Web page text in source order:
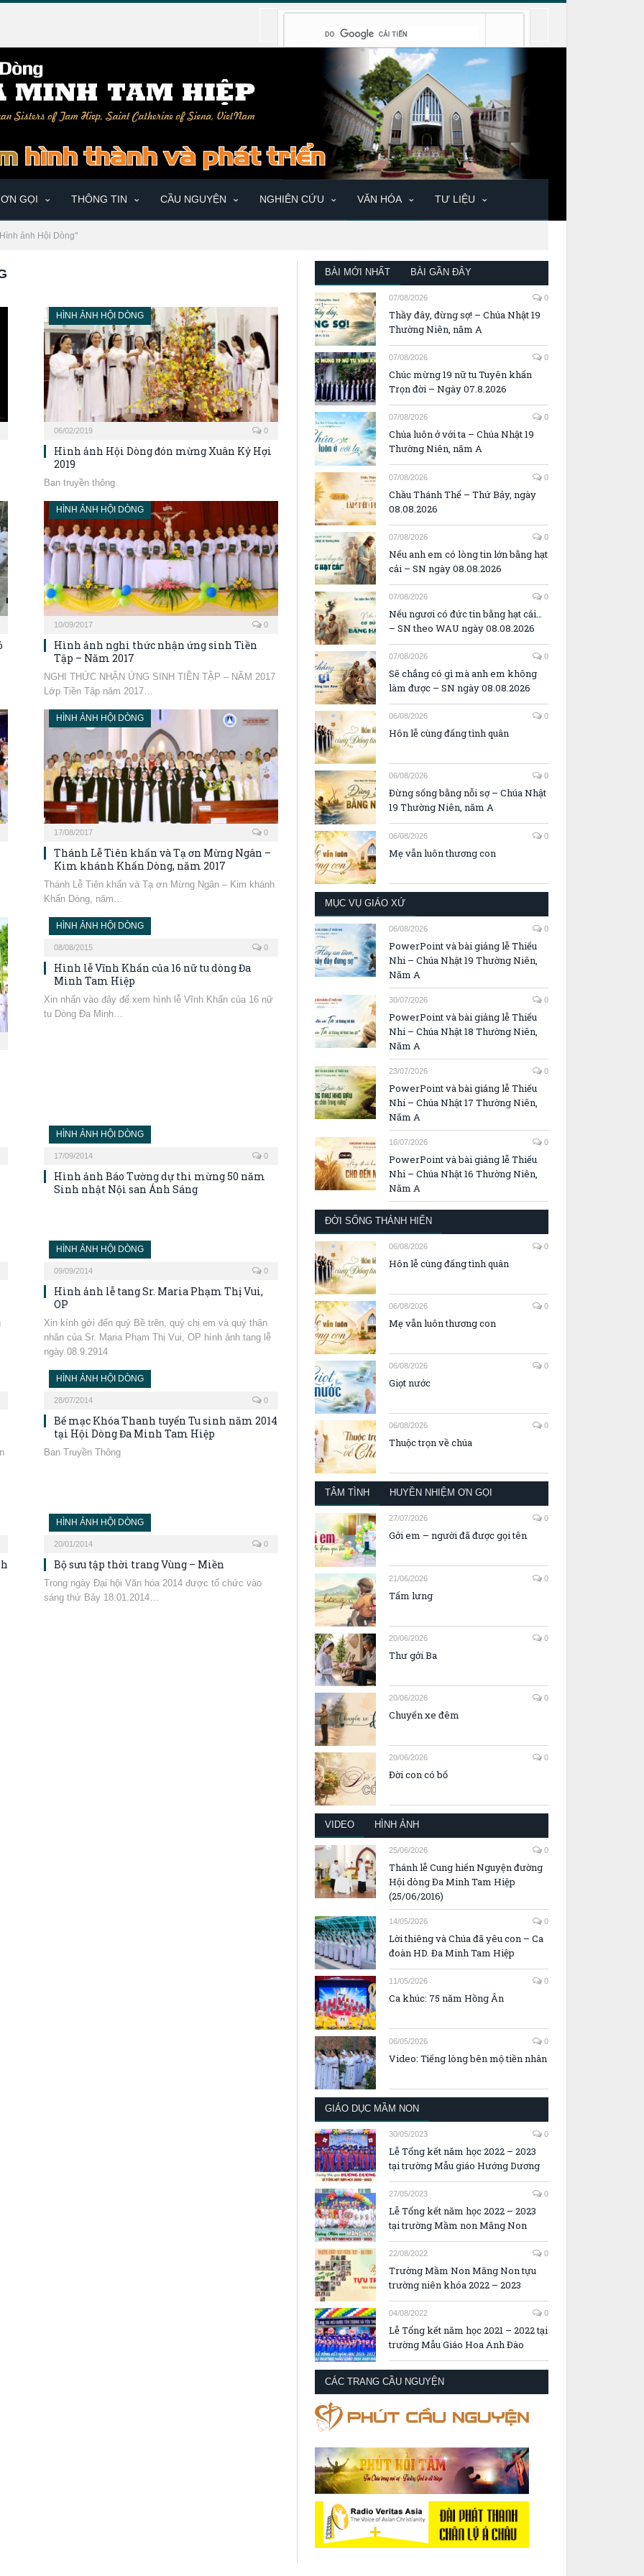
ƠN GỌI THÔNG TIN CẦU NGUYỆN NGHIÊN CỨU VĂN HÓA TƯ LIỆU
ảnh Hội Dòng"
HÌNH ẢNH HỘI DÒNG
06/02/2019 0
Hình ảnh Hội Dòng đón mừng Xuân Kỷ Hợi
2019
Ban truyền thông
HÌNH ẢNH HỘI DÒNG
10/09/2017 0
Hình ảnh nghi thức nhận ứng sinh Tiền
Tập – Năm 2017
NGHI THỨC NHẬN ỨNG SINH TIỀN TẬP – NĂM 2017
Lớp Tiền Tập năm 2017…
HÌNH ẢNH HỘI DÒNG
17/08/2017 0
Thánh Lễ Tiên khấn và Tạ ơn Mừng Ngân –
Kim khánh Khấn Dòng, năm 2017
Thánh Lễ Tiên khấn và Tạ ơn Mừng Ngân – Kim khánh
Khấn Dòng, năm…
HÌNH ẢNH HỘI DÒNG
08/08/2015 0
Hình lễ Vĩnh Khấn của 16 nữ tu dòng Đa
Minh Tam Hiệp
Xin nhấn vào đây để xem hình lễ Vĩnh Khấn của 16 nữ
tu Dòng Đa Minh…
HÌNH ẢNH HỘI DÒNG
17/09/2014 0
Hình ảnh Báo Tường dự thi mừng 50 năm
Sinh nhật Nội san Ánh Sáng
HÌNH ẢNH HỘI DÒNG
09/09/2014 0
Hình ảnh lễ tang Sr. Maria Phạm Thị Vui,
OP
Xin kính gởi đến quý Bề trên, quý chị em và quý thân
nhân của Sr. Maria Phạm Thị Vui, OP hình ảnh tang lễ
ngày 08.9.2914
HÌNH ẢNH HỘI DÒNG
28/07/2014 0
Bế mạc Khóa Thanh tuyển Tu sinh năm 2014
tại Hội Dòng Đa Minh Tam Hiệp
Ban Truyền Thông
HÌNH ẢNH HỘI DÒNG
20/01/2014 0
Bộ sưu tập thời trang Vùng – Miền
Trong ngày Đại hội Văn hóa 2014 được tổ chức vào
sáng thứ Bảy 18.01.2014…
BÀI MỚI NHẤT BÀI GẦN ĐÂY
07/08/2026 0
Thầy đây, đừng sợ! – Chúa Nhật 19
Thường Niên, năm A
07/08/2026 0
Chúc mừng 19 nữ tu Tuyên khấn
Trọn đời – Ngày 07.8.2026
07/08/2026 0
Chúa luôn ở với ta – Chúa Nhật 19
Thường Niên, năm A
07/08/2026 0
Chầu Thánh Thể – Thứ Bảy, ngày
08.08.2026
07/08/2026 0
Nếu anh em có lòng tin lớn bằng hạt
cải – SN ngày 08.08.2026
07/08/2026 0
Nếu ngươi có đức tin bằng hạt cải…
– SN theo WAU ngày 08.08.2026
07/08/2026 0
Sẽ chẳng có gì mà anh em không
làm được – SN ngày 08.08.2026
06/08/2026 0
Hôn lễ cùng đấng tình quân
06/08/2026 0
Đừng sống bằng nỗi sợ – Chúa Nhật
19 Thường Niên, năm A
06/08/2026 0
Mẹ vẫn luôn thương con
MỤC VỤ GIÁO XỨ
06/08/2026 0
PowerPoint và bài giảng lễ Thiếu
Nhi – Chúa Nhật 19 Thường Niên,
Năm A
30/07/2026 0
PowerPoint và bài giảng lễ Thiếu
Nhi – Chúa Nhật 18 Thường Niên,
Năm A
23/07/2026 0
PowerPoint và bài giảng lễ Thiếu
Nhi – Chúa Nhật 17 Thường Niên,
Năm A
16/07/2026 0
PowerPoint và bài giảng lễ Thiếu
Nhi – Chúa Nhật 16 Thường Niên,
Năm A
ĐỜI SỐNG THÁNH HIẾN
06/08/2026 0
Hôn lễ cùng đấng tình quân
06/08/2026 0
Mẹ vẫn luôn thương con
06/08/2026 0
Giọt nước
06/08/2026 0
Thuộc trọn về chúa
TÂM TÌNH HUYỀN NHIỆM ƠN GỌI
27/07/2026 0
Gởi em – người đã được gọi tên
21/06/2026 0
Tấm lưng
20/06/2026 0
Thư gởi Ba
20/06/2026 0
Chuyến xe đêm
20/06/2026 0
Đời con có bố
VIDEO HÌNH ẢNH
25/06/2026 0
Thánh lễ Cung hiến Nguyện đường
Hội dòng Đa Minh Tam Hiệp
(25/06/2016)
14/05/2026 0
Lời thiêng và Chúa đã yêu con – Ca
đoàn HD. Đa Minh Tam Hiệp
11/05/2026 0
Ca khúc: 75 năm Hồng Ân
06/05/2026 0
Video: Tiếng lòng bên mộ tiền nhân
GIÁO DỤC MẦM NON
30/05/2023 0
Lễ Tổng kết năm học 2022 – 2023
tại trường Mẫu giáo Hướng Dương
27/05/2023 0
Lễ Tổng kết năm học 2022 – 2023
tại trường Mầm non Măng Non
22/08/2022 0
Trường Mầm Non Măng Non tựu
trường niên khóa 2022 – 2023
04/08/2022 0
Lễ Tổng kết năm học 2021 – 2022 tại
trường Mẫu Giáo Hoa Anh Đào
CÁC TRANG CẦU NGUYỆN